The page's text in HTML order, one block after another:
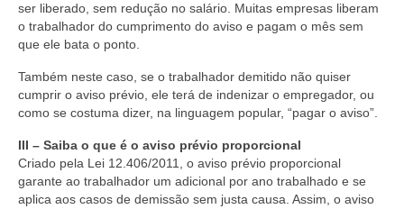
ser liberado, sem redução no salário. Muitas empresas liberam
o trabalhador do cumprimento do aviso e pagam o mês sem
que ele bata o ponto.
Também neste caso, se o trabalhador demitido não quiser
cumprir o aviso prévio, ele terá de indenizar o empregador, ou
como se costuma dizer, na linguagem popular, “pagar o aviso”.
III – Saiba o que é o aviso prévio proporcional
Criado pela Lei 12.406/2011, o aviso prévio proporcional
garante ao trabalhador um adicional por ano trabalhado e se
aplica aos casos de demissão sem justa causa. Assim, o aviso